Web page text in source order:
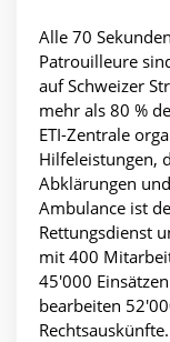
Alle 70
Patrouilleure
auf Schweizer
mehr als 80 %
ETI-Zentrale
Hilfeleistungen,
Abklärungen
Ambulance ist
Rettungsdienst
mit 400
45'000
bearbeiten
Rechtsauskünfte.